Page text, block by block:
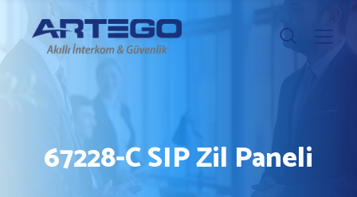
67228-C SIP Zil Paneli